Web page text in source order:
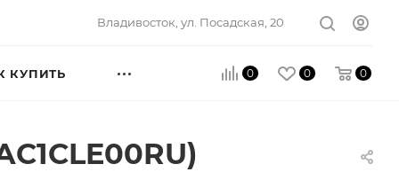
Владивосток, ул. Посадская, 20
0 0 0
КУПИТЬ